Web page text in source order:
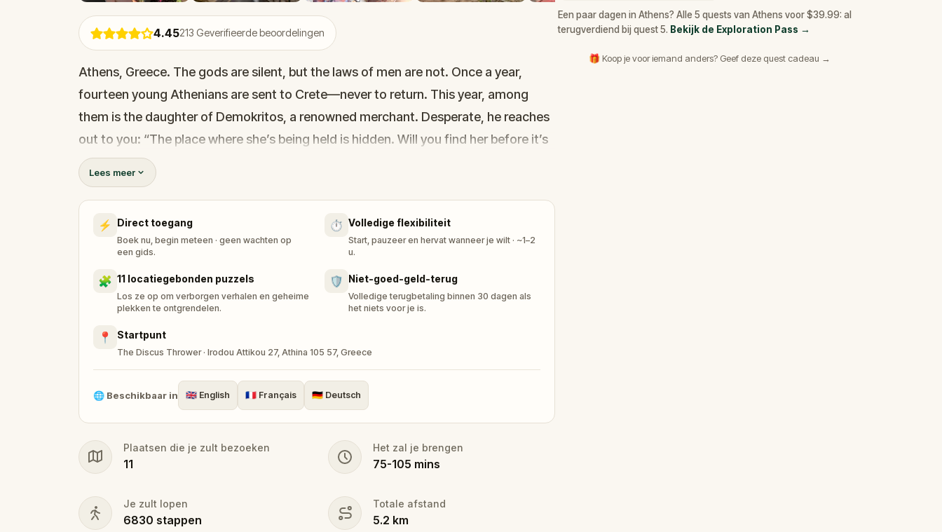
4.45213 Geverifieerde beoordelingen
Athens, Greece. The gods are silent, but the laws of men are not. Once a year,
fourteen young Athenians are sent to Crete—never to return. This year, among
them is the daughter of Demokritos, a renowned merchant. Desperate, he reaches
out to you: “The place where she’s being held is hidden. Will you find her before it’s
too late?”
Your quest begins through the myth-laced streets of Athens. Solve divine puzzles,
follow ancient clues, and uncover the secrets buried beneath temples and stones.
Each step brings you closer to the truth—and the danger.
Walk with friends or family on a thrilling, real-world adventure inspired by Greek
mythology. Reconnect, explore, and become the hero of a timeless tale. The gods
are watching. Will you answer their call?
Lees meer
⚡ Direct toegang
Boek nu, begin meteen · geen wachten op
een gids.
⏱️ Volledige flexibiliteit
Start, pauzeer en hervat wanneer je wilt · ~1–2
u.
🧩 11 locatiegebonden puzzels
Los ze op om verborgen verhalen en geheime
plekken te ontgrendelen.
🛡️ Niet-goed-geld-terug
Volledige terugbetaling binnen 30 dagen als
het niets voor je is.
📍 Startpunt
The Discus Thrower · Irodou Attikou 27, Athina 105 57, Greece
🌐 Beschikbaar in 🇬🇧 English 🇫🇷 Français 🇩🇪 Deutsch
Plaatsen die je zult bezoeken
11
Het zal je brengen
75-105 mins
Je zult lopen
6830 stappen
Totale afstand
5.2 km
Een paar dagen in Athens? Alle 5 quests van Athens voor $39.99: al
terugverdiend bij quest 5. Bekijk de Exploration Pass →
🎁 Koop je voor iemand anders? Geef deze quest cadeau →